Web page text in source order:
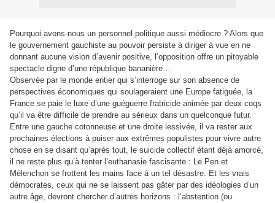
Pourquoi avons-nous un personnel politique aussi médiocre ? Alors que
le gouvernement gauchiste au pouvoir persiste à diriger à vue en ne
donnant aucune vision d’avenir positive, l’opposition offre un pitoyable
spectacle digne d’une république bananière…
Observée par le monde entier qui s’interroge sur son absence de
perspectives économiques qui soulageraient une Europe fatiguée, la
France se paie le luxe d’une guéguerre fratricide animée par deux coqs
qu’il va être difficile de prendre au sérieux dans un quelconque futur.
Entre une gauche cotonneuse et une droite lessivée, il va rester aux
prochaines élections à puiser aux extrêmes populistes pour vivre autre
chose en se disant qu’après tout, le suicide collectif étant déjà amorcé,
il ne reste plus qu’à tenter l’euthanasie fascisante : Le Pen et
Mélenchon se frottent les mains face à un tel désastre. Et les vrais
démocrates, ceux qui ne se laissent pas gâter par des idéologies d’un
autre âge, devront chercher d’autres horizons : l’abstention (ou